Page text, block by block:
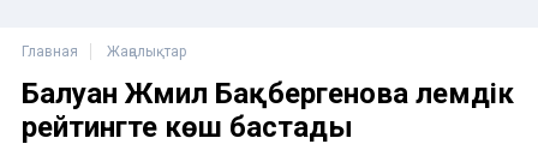
Главная Жаңалықтар
Балуан Жәмилә Бақбергенова әлемдік
рейтингте көш бастады